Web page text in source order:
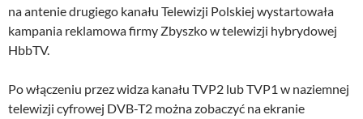
na antenie drugiego kanału Telewizji Polskiej wystartowała
kampania reklamowa firmy Zbyszko w telewizji hybrydowej
HbbTV.
Po włączeniu przez widza kanału TVP2 lub TVP1 w naziemnej
telewizji cyfrowej DVB-T2 można zobaczyć na ekranie